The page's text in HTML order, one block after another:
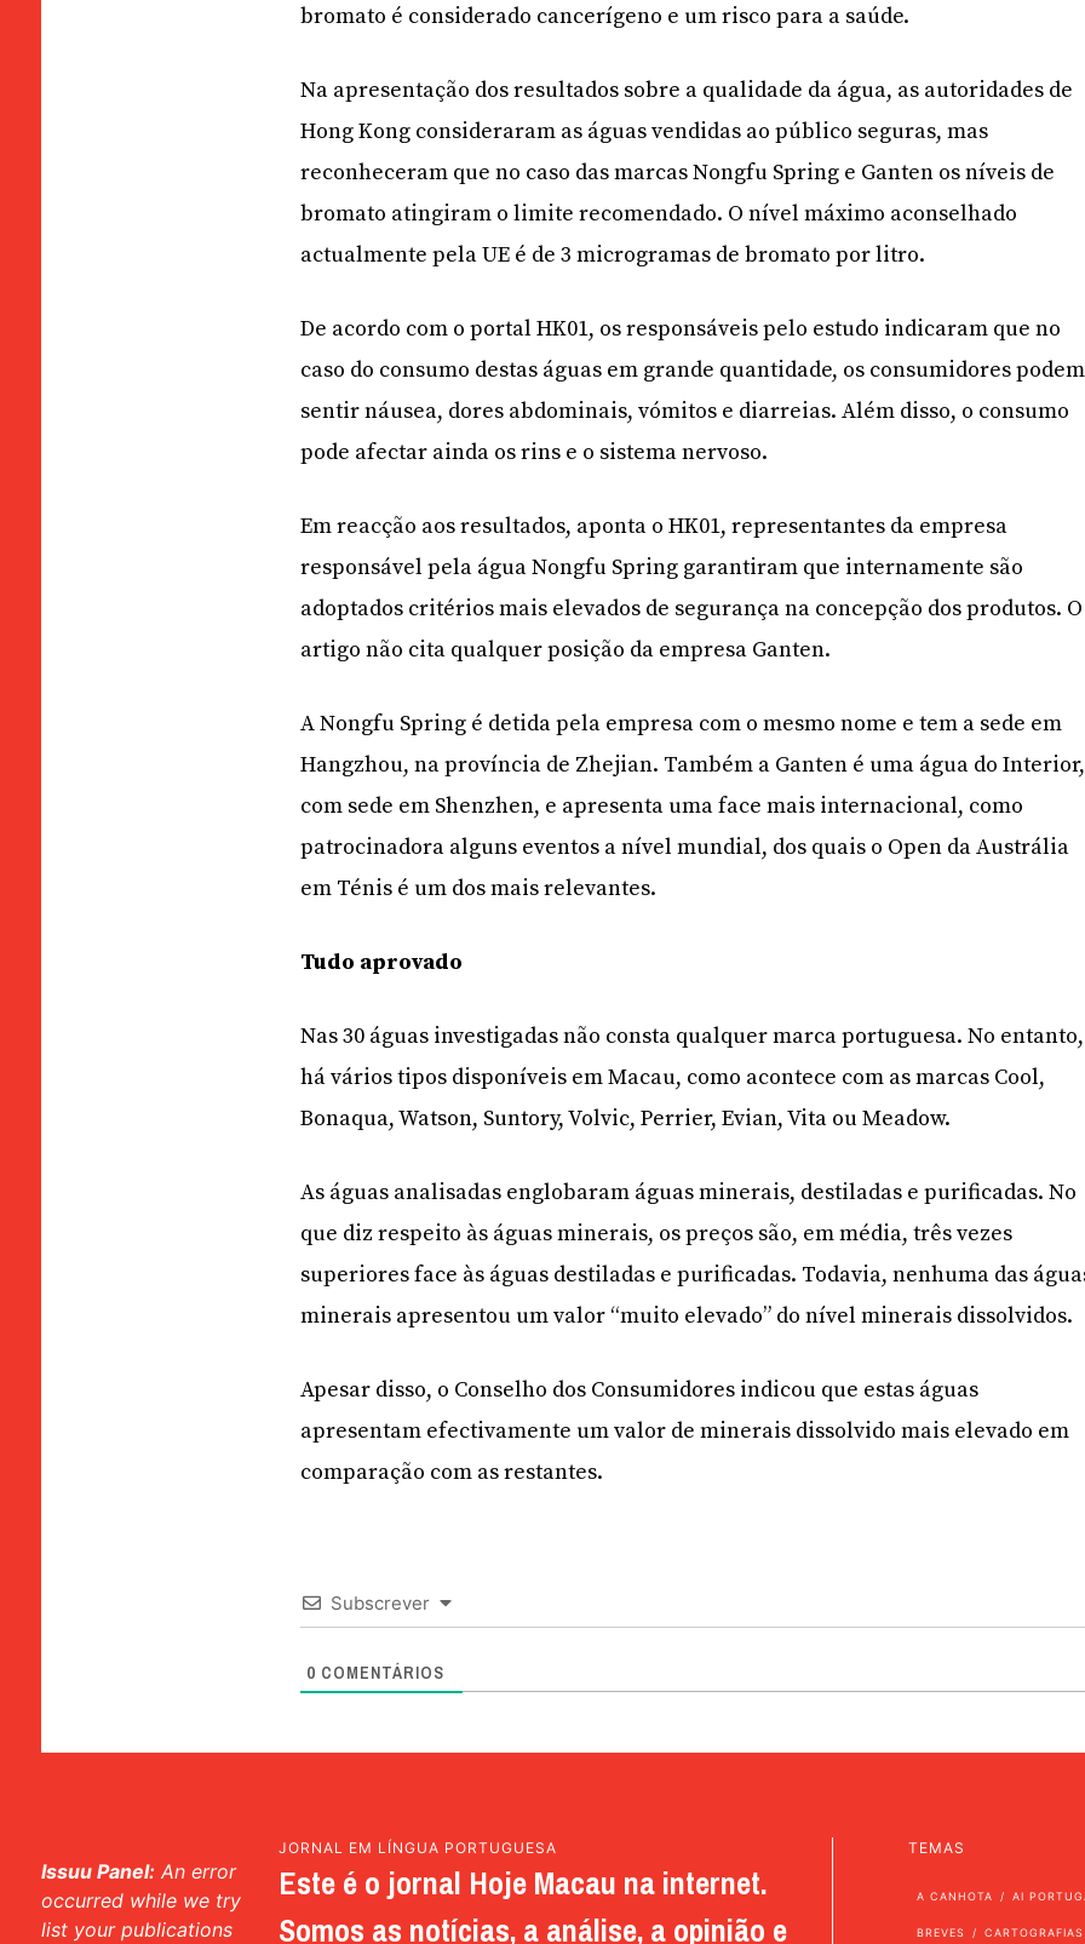
bromato é considerado cancerígeno e um risco para a saúde.
Na apresentação dos resultados sobre a qualidade da água, as autoridades de
Hong Kong consideraram as águas vendidas ao público seguras, mas
reconheceram que no caso das marcas Nongfu Spring e Ganten os níveis de
bromato atingiram o limite recomendado. O nível máximo aconselhado
actualmente pela UE é de 3 microgramas de bromato por litro.
De acordo com o portal HK01, os responsáveis pelo estudo indicaram que no
caso do consumo destas águas em grande quantidade, os consumidores podem
sentir náusea, dores abdominais, vómitos e diarreias. Além disso, o consumo
pode afectar ainda os rins e o sistema nervoso.
Em reacção aos resultados, aponta o HK01, representantes da empresa
responsável pela água Nongfu Spring garantiram que internamente são
adoptados critérios mais elevados de segurança na concepção dos produtos. O
artigo não cita qualquer posição da empresa Ganten.
A Nongfu Spring é detida pela empresa com o mesmo nome e tem a sede em
Hangzhou, na província de Zhejian. Também a Ganten é uma água do Interior,
com sede em Shenzhen, e apresenta uma face mais internacional, como
patrocinadora alguns eventos a nível mundial, dos quais o Open da Austrália
em Ténis é um dos mais relevantes.
Tudo aprovado
Nas 30 águas investigadas não consta qualquer marca portuguesa. No entanto,
há vários tipos disponíveis em Macau, como acontece com as marcas Cool,
Bonaqua, Watson, Suntory, Volvic, Perrier, Evian, Vita ou Meadow.
As águas analisadas englobaram águas minerais, destiladas e purificadas. No
que diz respeito às águas minerais, os preços são, em média, três vezes
superiores face às águas destiladas e purificadas. Todavia, nenhuma das
minerais apresentou um valor “muito elevado” do nível minerais dissolvidos.
Apesar disso, o Conselho dos Consumidores indicou que estas águas
apresentam efectivamente um valor de minerais dissolvido mais elevado em
comparação com as restantes.
Subscrever
0 COMENTÁRIOS
Issuu Panel: An error
occurred while we try
list your publications
JORNAL EM LÍNGUA PORTUGUESA
Este é o jornal Hoje Macau na internet.
Somos as notícias, a análise, a opinião e
TEMAS
A CANHOTA AI
BREVES CARTOGRAFIAS